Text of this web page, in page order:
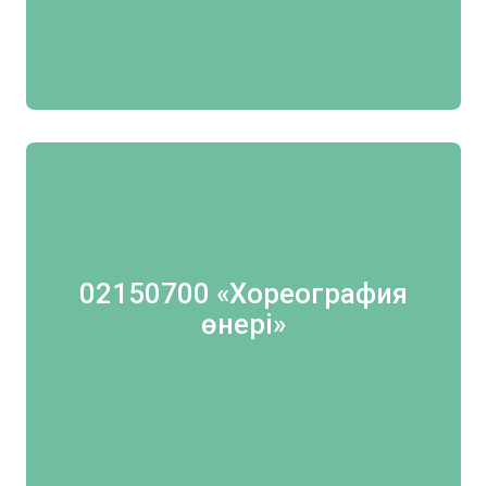
02150700 «Хореография
өнері»